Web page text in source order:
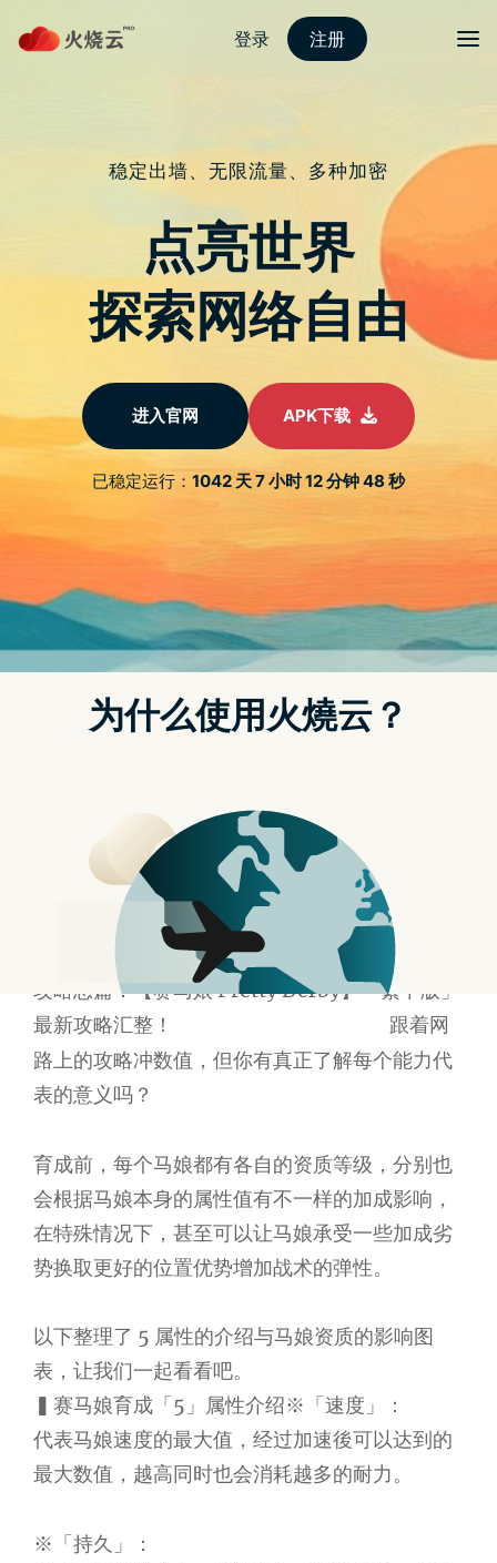
to 2023最新PROTONVPN
【赛马娘 Pretty Derby】赛
马娘场地、距离、脚质「资
质等级」与育成「 5属性」
的影响
《赛马娘 Pretty Derby》是由 Cygames 所开发
资质编组训练内容锻链她们。这是一个讲述不断
奔跑，一心朝着眼前的终点奋力奔驰的故事，带
着赛马娘们好好指导她们，以获得竞赛优胜实现
彼此的梦想努力！
攻略总篇：【赛马娘 Pretty Derby】「繁中版」
最新攻略汇整！
跟着网
路上的攻略冲数值，但你有真正了解每个能力代
表的意义吗？
育成前，每个马娘都有各自的资质等级，分别也
会根据马娘本身的属性值有不一样的加成影响，
在特殊情况下，甚至可以让马娘承受一些加成劣
势换取更好的位置优势增加战术的弹性。
以下整理了 5 属性的介绍与马娘资质的影响图
表，让我们一起看看吧。
▍赛马娘育成「5」属性介绍※「速度」：
代表马娘速度的最大值，经过加速後可以达到的
最大数值，越高同时也会消耗越多的耐力。
※「持久」：
文
章
导